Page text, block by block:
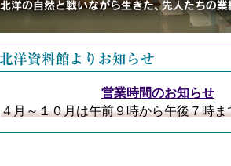
営業時間のお知らせ
４月～１０月は午前９時から午後７時